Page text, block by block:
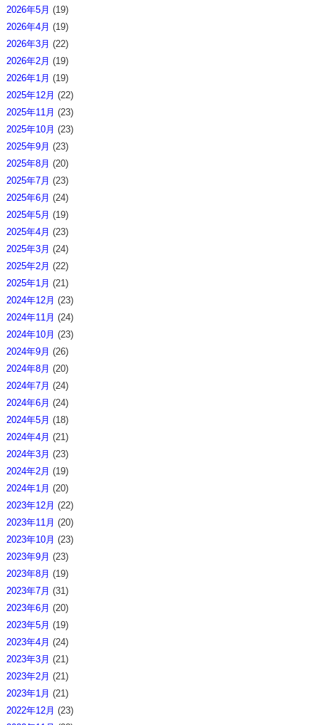
2026年5月 (19)
2026年4月 (19)
2026年3月 (22)
2026年2月 (19)
2026年1月 (19)
2025年12月 (22)
2025年11月 (23)
2025年10月 (23)
2025年9月 (23)
2025年8月 (20)
2025年7月 (23)
2025年6月 (24)
2025年5月 (19)
2025年4月 (23)
2025年3月 (24)
2025年2月 (22)
2025年1月 (21)
2024年12月 (23)
2024年11月 (24)
2024年10月 (23)
2024年9月 (26)
2024年8月 (20)
2024年7月 (24)
2024年6月 (24)
2024年5月 (18)
2024年4月 (21)
2024年3月 (23)
2024年2月 (19)
2024年1月 (20)
2023年12月 (22)
2023年11月 (20)
2023年10月 (23)
2023年9月 (23)
2023年8月 (19)
2023年7月 (31)
2023年6月 (20)
2023年5月 (19)
2023年4月 (24)
2023年3月 (21)
2023年2月 (21)
2023年1月 (21)
2022年12月 (23)